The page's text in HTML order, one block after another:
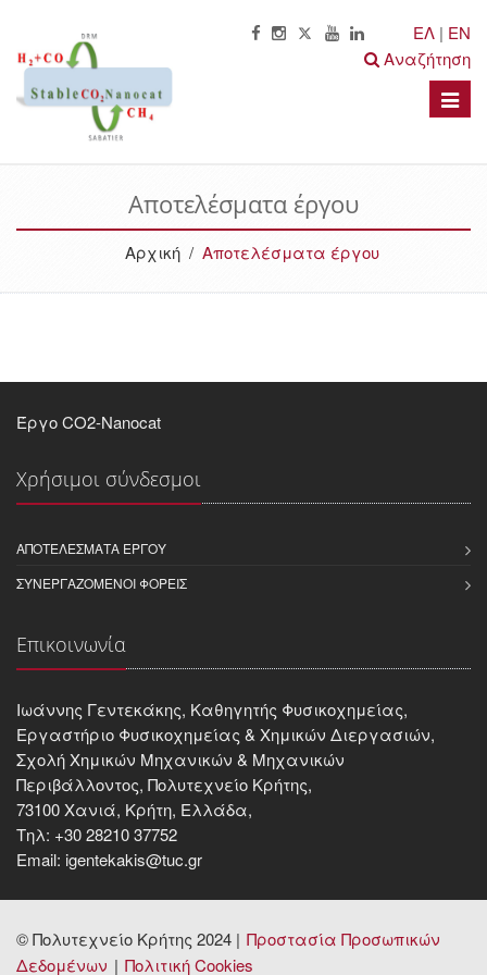
ΕΛ | EN
Αναζήτηση
Toggle
Αποτελέσματα έργου
Αρχική/ Αποτελέσματα έργου
Έργο CO2-Nanocat
Χρήσιμοι σύνδεσμοι
ΑΠΟΤΕΛΈΣΜΑΤΑ ΈΡΓΟΥ
ΣΥΝΕΡΓΑΖΌΜΕΝΟΙ ΦΟΡΕΊΣ
Επικοινωνία
Ιωάννης Γεντεκάκης, Καθηγητής Φυσικοχημείας,
Εργαστήριο Φυσικοχημείας & Χημικών Διεργασιών,
Σχολή Χημικών Μηχανικών & Μηχανικών
Περιβάλλοντος, Πολυτεχνείο Κρήτης,
73100 Χανιά, Κρήτη, Ελλάδα,
Τηλ: +30 28210 37752
Email: igentekakis@tuc.gr
© Πολυτεχνείο Κρήτης 2024 | Προστασία Προσωπικών
Δεδομένων
Πολιτική Cookies